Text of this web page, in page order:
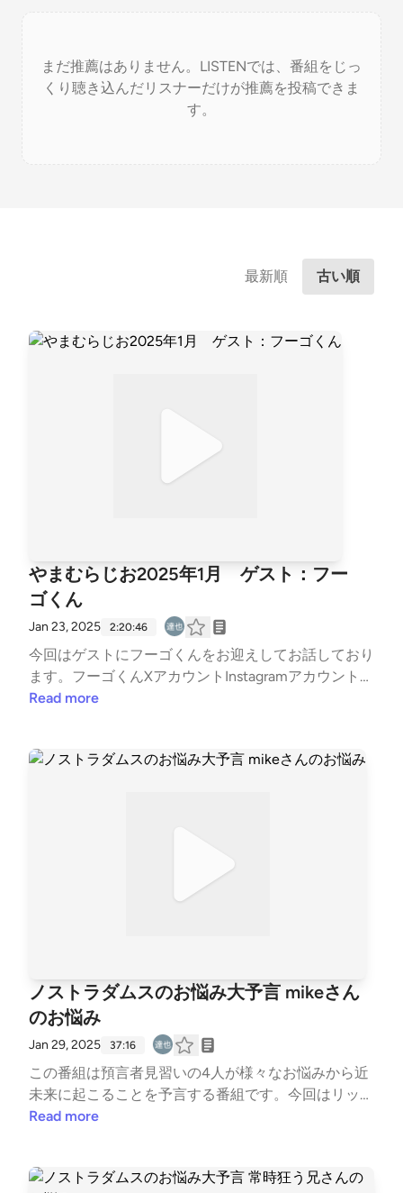
まだ推薦はありません。LISTENでは、番組をじっ
くり聴き込んだリスナーだけが推薦を投稿できま
す。
最新順 古い順
やまむらじお2025年1月 ゲスト：フー
ゴくん
Jan 23, 2025 2:20:46
今回はゲストにフーゴくんをお迎えしてお話しており
ます。フーゴくんXアカウントInstagramアカウントフ
ーゴくんのポッドキャスト番組ドクハク焼石に戯言。
Read more
ノストラダムスのお悩み大予言 mikeさん
のお悩み
Jan 29, 2025 37:16
この番組は預言者見習いの4人が様々なお悩みから近
未来に起こることを予言する番組です。今回はリッキ
ー、サチヌンティウス、ジャスミン、楊睿之の4人で
ベロスの斑からボコられる可能性があるのですが、ど
Read more